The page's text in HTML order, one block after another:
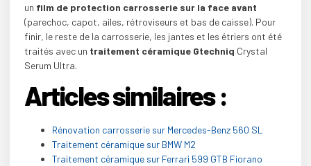
un film de protection carrosserie sur la face avant
(parechoc, capot, ailes, rétroviseurs et bas de caisse). Pour
finir, le reste de la carrosserie, les jantes et les étriers ont été
traités avec un traitement céramique Gtechniq Crystal
Serum Ultra.
Articles similaires :
Rénovation carrosserie sur Mercedes-Benz 560 SL
Traitement céramique sur BMW M2
Traitement céramique sur Ferrari 599 GTB Fiorano